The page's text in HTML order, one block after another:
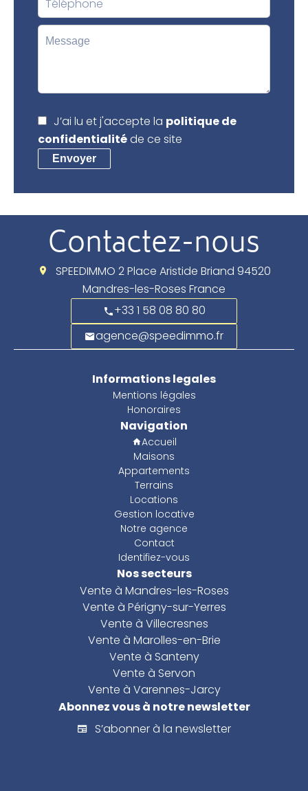
J’ai lu et j'accepte la politique de
confidentialitéde ce site
Envoyer
Contactez-nous
SPEEDIMMO 2 Place Aristide Briand 94520
Mandres-les-Roses France
+33 1 58 08 80 80
agence@speedimmo.fr
Informations legales
Mentions légales
Honoraires
Navigation
Accueil
Maisons
Appartements
Terrains
Locations
Gestion locative
Notre agence
Contact
Identifiez-vous
Nos secteurs
Vente à Mandres-les-Roses
Vente à Périgny-sur-Yerres
Vente à Villecresnes
Vente à Marolles-en-Brie
Vente à Santeny
Vente à Servon
Vente à Varennes-Jarcy
Abonnez vous à notre newsletter
S’abonner à la newsletter